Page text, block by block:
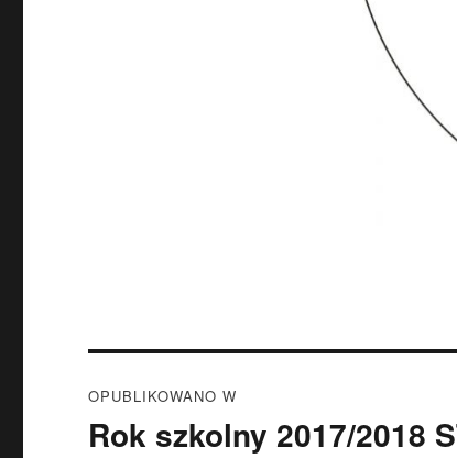
wpisu
OPUBLIKOWANO W
Rok szkolny 2017/2018